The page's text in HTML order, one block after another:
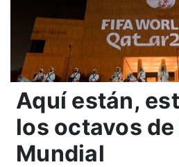
Aquí están,
los octavos
Mundial